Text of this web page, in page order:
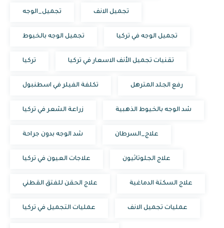
تجميل_الوجه تجميل الانف
تجميل الوجه بالخيوط تجميل الوجه في تركيا
تركيا تقنيات تجميل الأنف الاسعار في تركيا
تكلفة الفيلر في اسطنبول رفع الجلد المترهل
زراعة الشعر في تركيا شد الوجه بالخيوط الذهبية
شد الوجه بدون جراحة علاج_السرطان
علاجات العيون في تركيا علاج الجلوتاثيون
علاج الحقن للفتق القطني علاج السكتة الدماغية
عمليات التجميل في تركيا عمليات تجميل الانف